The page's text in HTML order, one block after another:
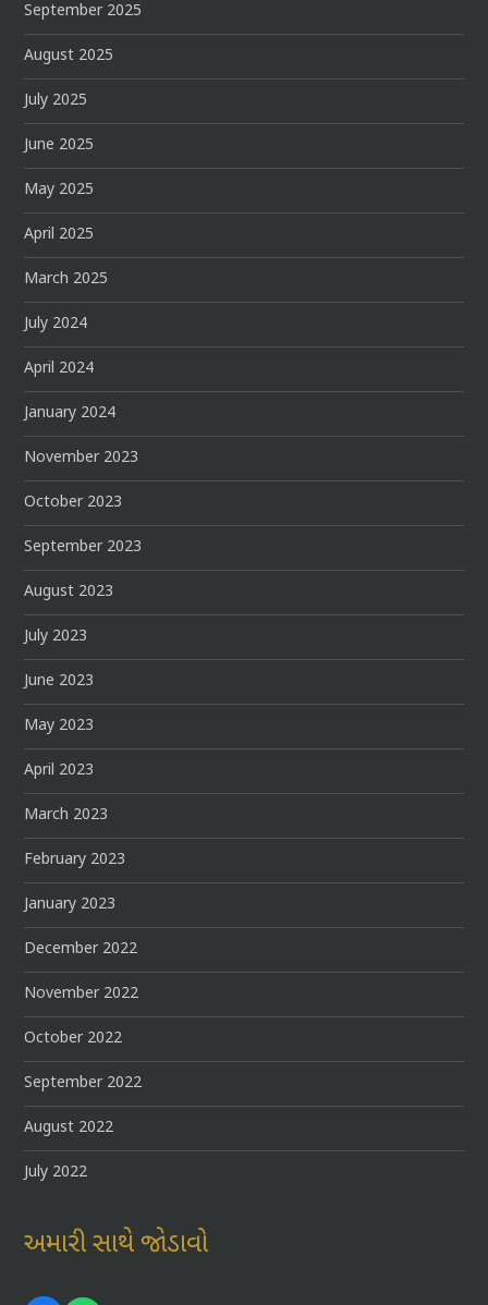
September 2025
August 2025
July 2025
June 2025
May 2025
April 2025
March 2025
July 2024
April 2024
January 2024
November 2023
October 2023
September 2023
August 2023
July 2023
June 2023
May 2023
April 2023
March 2023
February 2023
January 2023
December 2022
November 2022
October 2022
September 2022
August 2022
July 2022
અમારી સાથે જોડાવો